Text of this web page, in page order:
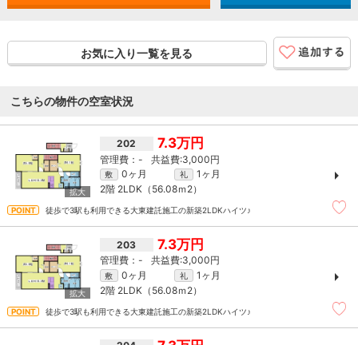
お気に入り一覧を見る
こちらの物件の空室状況
202 7.3万円
- 3,000円
敷 0ヶ月 礼
1ヶ月
2階 2LDK（56.08ｍ 2）
徒歩で3駅も利用できる大東建託施工の新築2LDKハイツ♪
203 7.3万円
- 3,000円
敷 0ヶ月 礼
1ヶ月
2階 2LDK（56.08ｍ 2）
徒歩で3駅も利用できる大東建託施工の新築2LDKハイツ♪